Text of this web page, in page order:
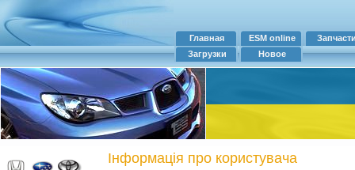
Главная ESM online
Загрузки
Новое
Інформація про користувача